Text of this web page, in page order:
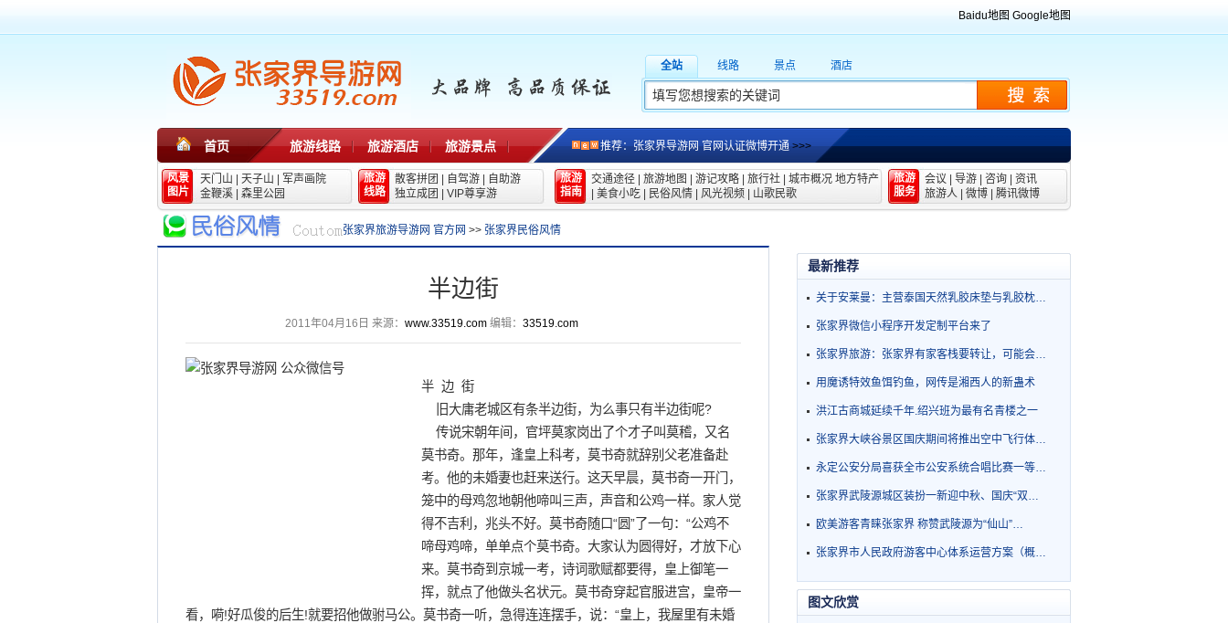
Baidu地图 Google地图
全站 线路 景点 酒店
首页 旅游线路 旅游酒店 旅游景点 推荐：张家界导游网 官网认证微博开通>>>
风景
图片
天门山 天子山
军声画院
金鞭溪
森里公园
旅游
线路
散客拼团 自驾游
自助游
独立成团
VIP尊享游
旅游
指南
交通途径 旅游地图 游记攻略 旅行社 城市概况 地方特产
美食小吃 民俗风情 风光视频 山歌民歌
旅游
服务
会议 导游 咨询
资讯
旅游人
微博 腾讯微博
张家界旅游导游网 官方网 >> 张家界民俗风情
半边街
2011年04月16日 来源： www.33519.com编辑： 33519.com
半 边 街
旧大庸老城区有条半边街，为么事只有半边街呢?
传说宋朝年间，官坪莫家岗出了个才子叫莫稽，又名
莫书奇。那年，逢皇上科考，莫书奇就辞别父老准备赴
考。他的未婚妻也赶来送行。这天早晨，莫书奇一开门，
笼中的母鸡忽地朝他啼叫三声，声音和公鸡一样。家人觉
得不吉利，兆头不好。莫书奇随口“圆”了一句：“公鸡不
啼母鸡啼，单单点个莫书奇。大家认为圆得好，才放下心
来。莫书奇到京城一考，诗词歌赋都要得，皇上御笔一
挥，就点了他做头名状元。莫书奇穿起官服进宫，皇帝一
看，嗬!好瓜俊的后生!就要招他做驸马公。莫书奇一听，急得连连摆手，说：“皇上，我屋里有未婚
最新推荐
关于安莱曼：主营泰国天然乳胶床垫与乳胶枕…
张家界微信小程序开发定制平台来了
张家界旅游：张家界有家客栈要转让，可能会…
用魔诱特效鱼饵钓鱼，网传是湘西人的新蛊术
洪江古商城延续千年.绍兴班为最有名青楼之一
张家界大峡谷景区国庆期间将推出空中飞行体…
永定公安分局喜获全市公安系统合唱比赛一等…
张家界武陵源城区装扮一新迎中秋、国庆“双…
欧美游客青睐张家界 称赞武陵源为“仙山”…
张家界市人民政府游客中心体系运营方案（概…
图文欣赏